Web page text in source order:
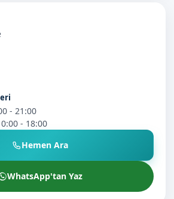
- 21:00
- 18:00
Hemen Ara
WhatsApp'tan Yaz